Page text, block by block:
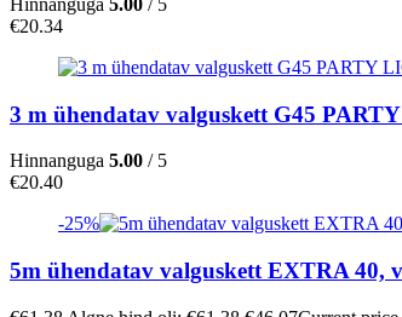
Hinnanguga 5.00 / 5
€20.34
3 m ühendatav valguskett G45
Hinnanguga 5.00 / 5
€20.40
-25%
5m ühendatav valguskett EXTRA 40,